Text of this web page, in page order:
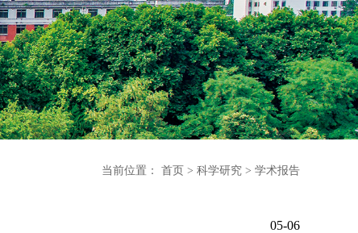
当前位置： 首页 > 科学研究 > 学术报告
05-06